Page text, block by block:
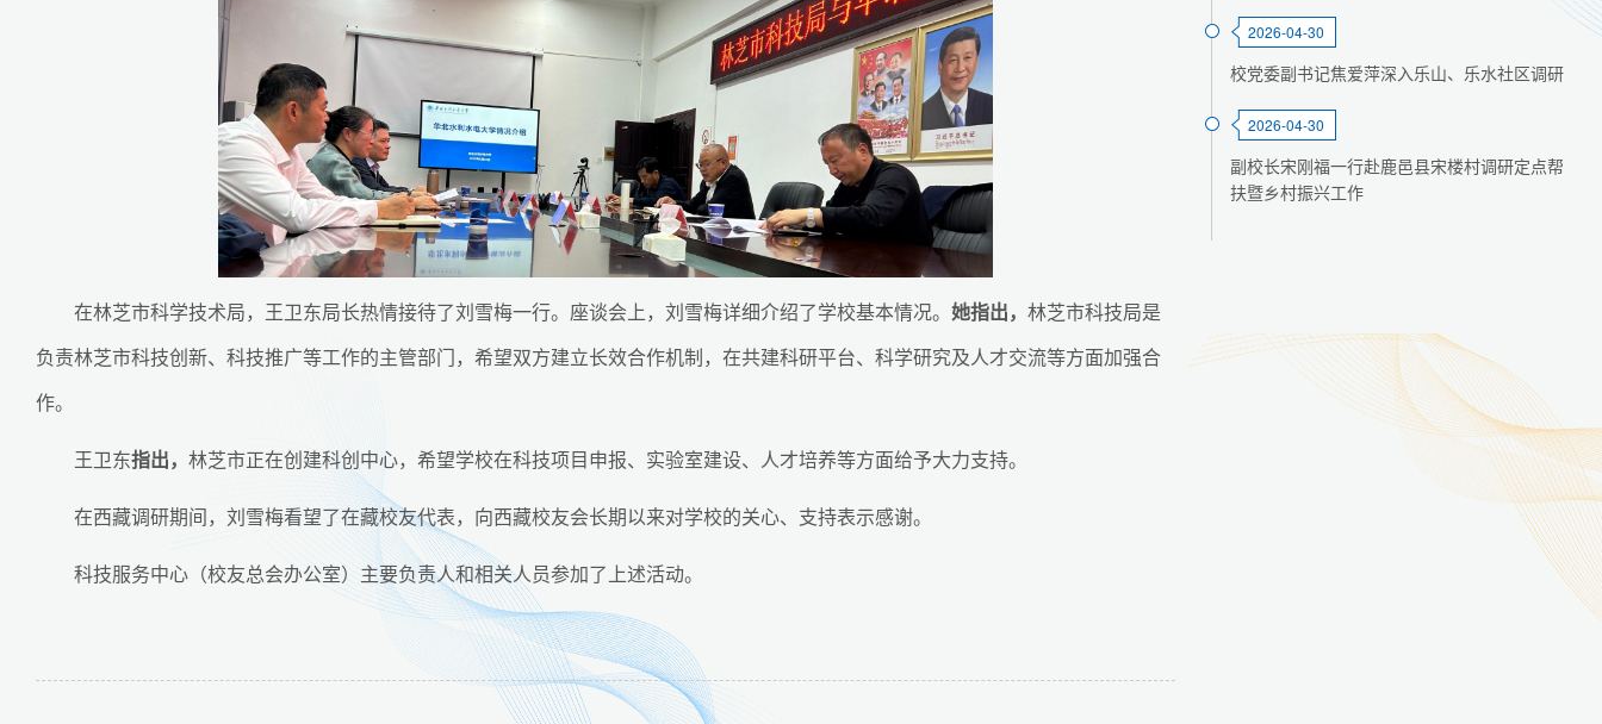
在林芝市科学技术局，王卫东局长热情接待了刘雪梅一行。座谈会上，刘雪梅详细介绍了学校基本情况。 她指出， 林芝市科技局是
负责林芝市科技创新、科技推广等工作的主管部门，希望双方建立长效合作机制，在共建科研平台、科学研究及人才交流等方面加强合
作。
王卫东指出， 林芝市正在创建科创中心，希望学校在科技项目申报、实验室建设、人才培养等方面给予大力支持。
在西藏调研期间，刘雪梅看望了在藏校友代表，向西藏校友会长期以来对学校的关心、支持表示感谢。
科技服务中心（校友总会办公室）主要负责人和相关人员参加了上述活动。
2026-04-30
校党委副书记焦爱萍深入乐山、乐水社区调研
2026-04-30
副校长宋刚福一行赴鹿邑县宋楼村调研定点帮
扶暨乡村振兴工作